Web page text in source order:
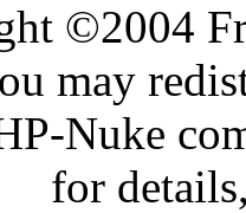
©2004
may
Nuke
for